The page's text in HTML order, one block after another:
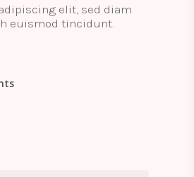
elit, sed diam
euismod tincidunt.